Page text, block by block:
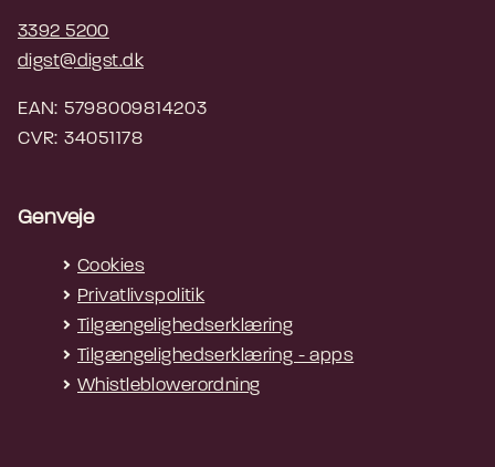
3392 5200
digst@digst.dk
EAN: 5798009814203
CVR: 34051178
Genveje
Cookies
Privatlivspolitik
Tilgængelighedserklæring
Tilgængelighedserklæring - apps
Whistleblowerordning